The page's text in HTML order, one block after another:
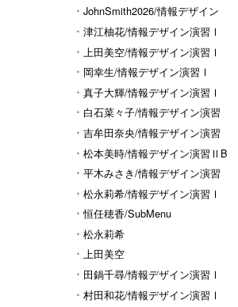
JohnSmith2026/情報デザイン
演習I
津江柚花/情報デザイン演習Ⅰ
上田美空/情報デザイン演習Ⅰ
岡幸生/情報デザイン演習Ⅰ
真子大輝/情報デザイン演習Ⅰ
白石菜々子/情報デザイン演習
Ⅰ 吉牟田奈央/情報デザイン演習
Ⅰ 松本美時/情報デザイン演習ⅡB
平木みさき/情報デザイン演習
Ⅰ 松永莉希/情報デザイン演習Ⅰ
恒任穂香/SubMenu
松永莉希
上田美空
田鍋千尋/情報デザイン演習Ⅰ
村田和花/情報デザイン演習Ⅰ